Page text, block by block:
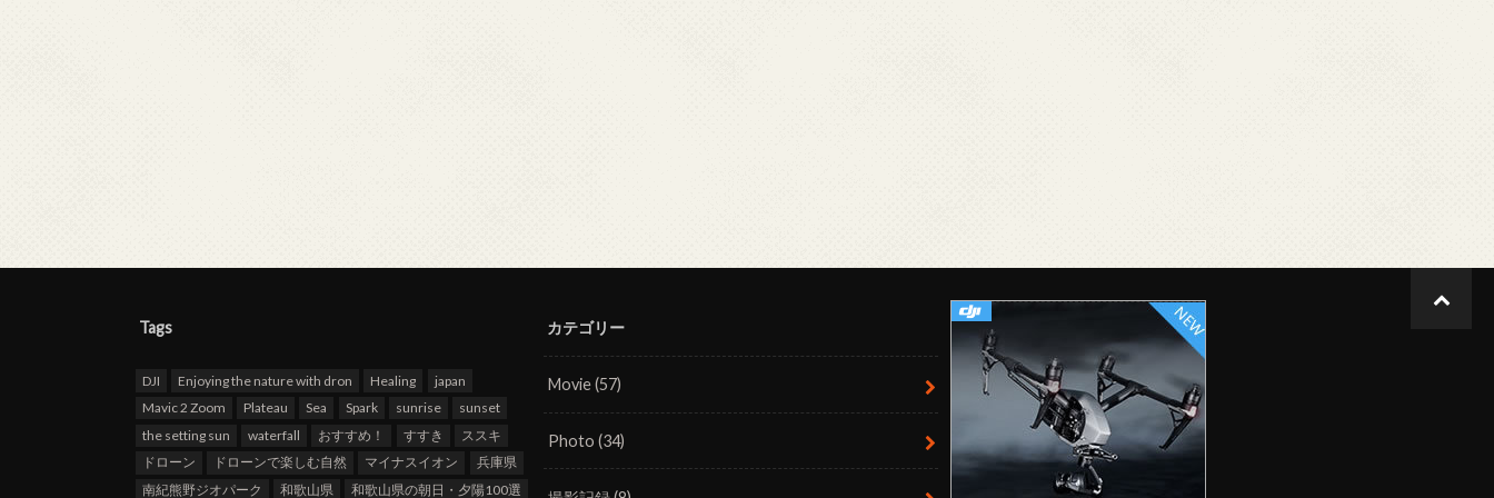
Tags
DJI Enjoying the nature with dron Healing
japan
Mavic 2 Zoom
Plateau Sea Spark sunrise
sunset
the setting sun
waterfall おすすめ！ すすき
ススキ
ドローン
ドローンで楽しむ自然 マイナスイオン
兵庫県
南紀熊野ジオパーク
和歌山県 和歌山県の朝日・夕陽100選
カテゴリー
Movie(57)
Photo (34)